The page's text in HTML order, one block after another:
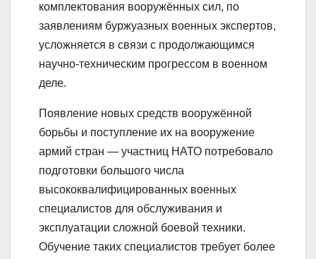
комплектования вооружённых сил, по
заявлениям буржуазных военных экспертов,
усложняется в связи с продолжающимся
научно-техническим прогрессом в военном
деле.
Появление новых средств вооружённой
борьбы и поступление их на вооружение
армий стран — участниц НАТО потребовало
подготовки большого числа
высококвалифицированных военных
специалистов для обслуживания и
эксплуатации сложной боевой техники.
Обучение таких специалистов требует более